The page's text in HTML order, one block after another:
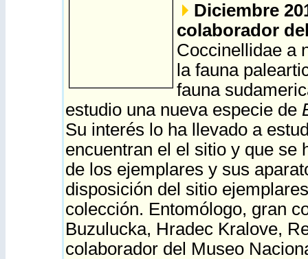
Diciembre
colaborador
Coccinellidae a
la fauna
fauna
estudio una nueva especie de
Su interés lo ha llevado a
encuentran el el sitio y que se
de los ejemplares y sus
disposición del sitio
colección. Entomólogo, gran
Buzulucka, Hradec Kralove,
colaborador del Museo